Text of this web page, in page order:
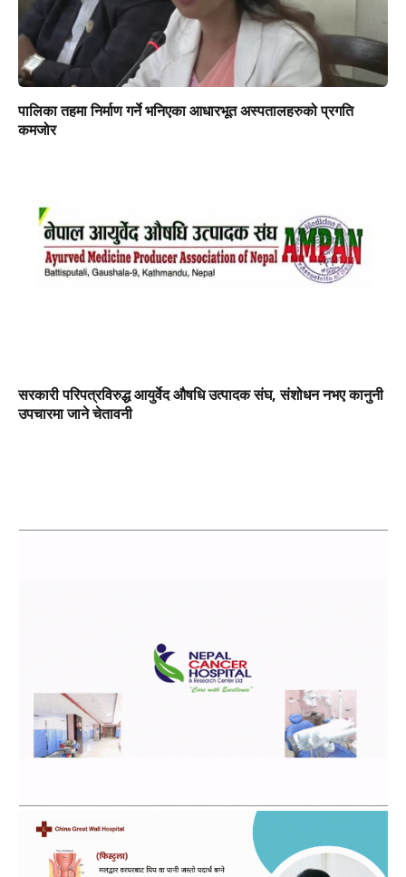
पालिका तहमा निर्माण गर्ने भनिएका आधारभूत अस्पतालहरुको प्रगति
कमजोर
सरकारी परिपत्रविरुद्ध आयुर्वेद औषधि उत्पादक संघ, संशोधन नभए कानुनी
उपचारमा जाने चेतावनी